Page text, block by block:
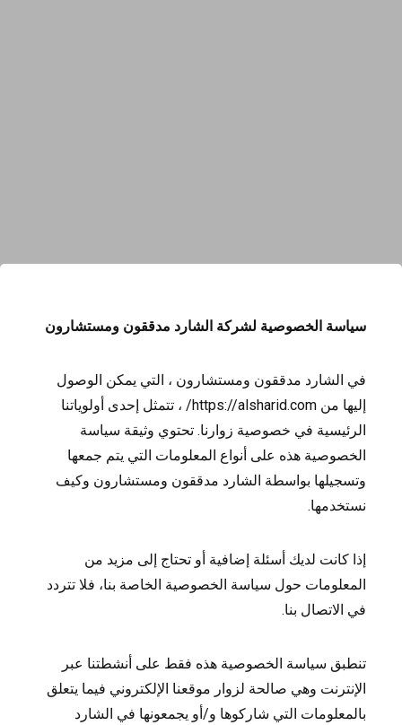
سياسة الخصوصية لشركة الشارد مدققون ومستشارون
في الشارد مدققون ومستشارون ، التي يمكن الوصول
إليها من https://alsharid.com/ ، تتمثل إحدى أولوياتنا
الرئيسية في خصوصية زوارنا. تحتوي وثيقة سياسة
الخصوصية هذه على أنواع المعلومات التي يتم جمعها
وتسجيلها بواسطة الشارد مدققون ومستشارون وكيف
نستخدمها.
إذا كانت لديك أسئلة إضافية أو تحتاج إلى مزيد من
المعلومات حول سياسة الخصوصية الخاصة بنا، فلا تتردد
في الاتصال بنا.
تنطبق سياسة الخصوصية هذه فقط على أنشطتنا عبر
الإنترنت وهي صالحة لزوار موقعنا الإلكتروني فيما يتعلق
بالمعلومات التي شاركوها و/أو يجمعونها في الشارد